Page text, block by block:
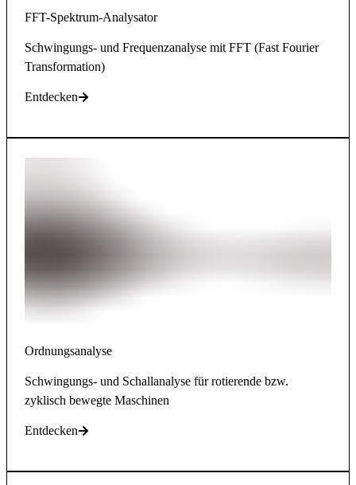
FFT-Spektrum-Analysator
Schwingungs- und Frequenzanalyse mit FFT (Fast Fourier
Transformation)
Entdecken
Ordnungsanalyse
Schwingungs- und Schallanalyse für rotierende bzw.
zyklisch bewegte Maschinen
Entdecken